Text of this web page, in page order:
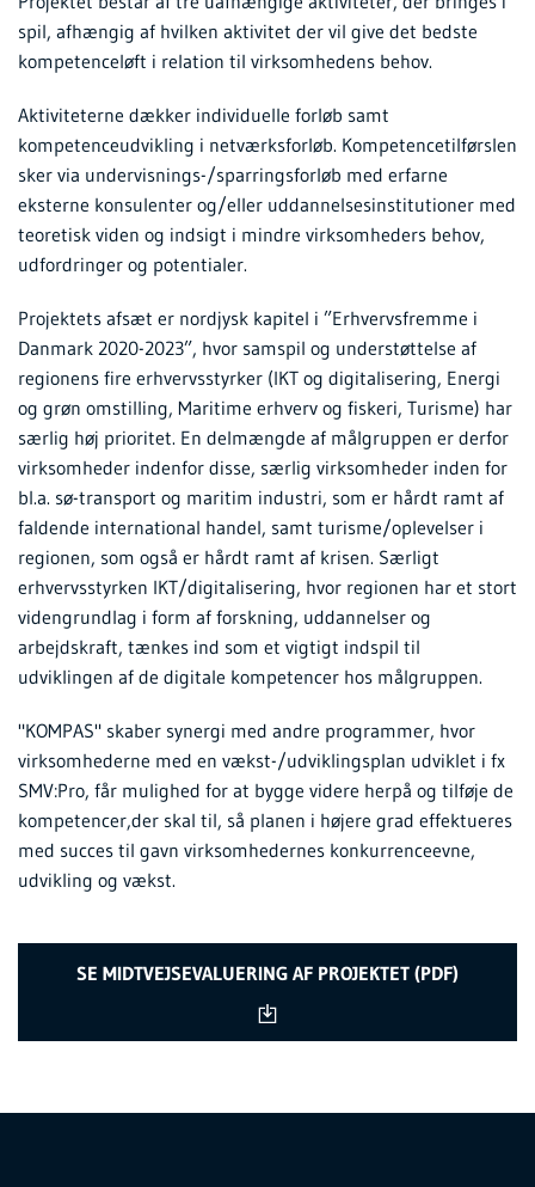
spil, afhængig af hvilken aktivitet der vil give det bedste
kompetenceløft i relation til virksomhedens behov.
Aktiviteterne dækker individuelle forløb samt
kompetenceudvikling i netværksforløb. Kompetencetilførslen
sker via undervisnings-/sparringsforløb med erfarne
eksterne konsulenter og/eller uddannelsesinstitutioner med
teoretisk viden og indsigt i mindre virksomheders behov,
udfordringer og potentialer.
Projektets afsæt er nordjysk kapitel i ”Erhvervsfremme i
Danmark 2020-2023”, hvor samspil og understøttelse af
regionens fire erhvervsstyrker (IKT og digitalisering, Energi
og grøn omstilling, Maritime erhverv og fiskeri, Turisme) har
særlig høj prioritet. En delmængde af målgruppen er derfor
virksomheder indenfor disse, særlig virksomheder inden for
bl.a. sø-transport og maritim industri, som er hårdt ramt af
faldende international handel, samt turisme/oplevelser i
regionen, som også er hårdt ramt af krisen. Særligt
erhvervsstyrken IKT/digitalisering, hvor regionen har et stort
videngrundlag i form af forskning, uddannelser og
arbejdskraft, tænkes ind som et vigtigt indspil til
udviklingen af de digitale kompetencer hos målgruppen.
"KOMPAS" skaber synergi med andre programmer, hvor
virksomhederne med en vækst-/udviklingsplan udviklet i fx
SMV:Pro, får mulighed for at bygge videre herpå og tilføje de
kompetencer,der skal til, så planen i højere grad effektueres
med succes til gavn virksomhedernes konkurrenceevne,
udvikling og vækst.
SE MIDTVEJSEVALUERING AF PROJEKTET (PDF)